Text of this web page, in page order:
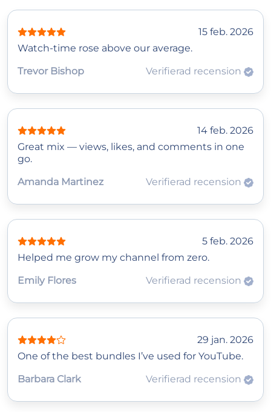
15 feb. 2026
Watch‑time rose above our average.
Trevor Bishop
Verifierad recension
14 feb. 2026
Great mix — views, likes, and comments in one
go.
Amanda Martinez
Verifierad recension
5 feb. 2026
Helped me grow my channel from zero.
Emily Flores
Verifierad recension
29 jan. 2026
One of the best bundles I’ve used for YouTube.
Barbara Clark
Verifierad recension